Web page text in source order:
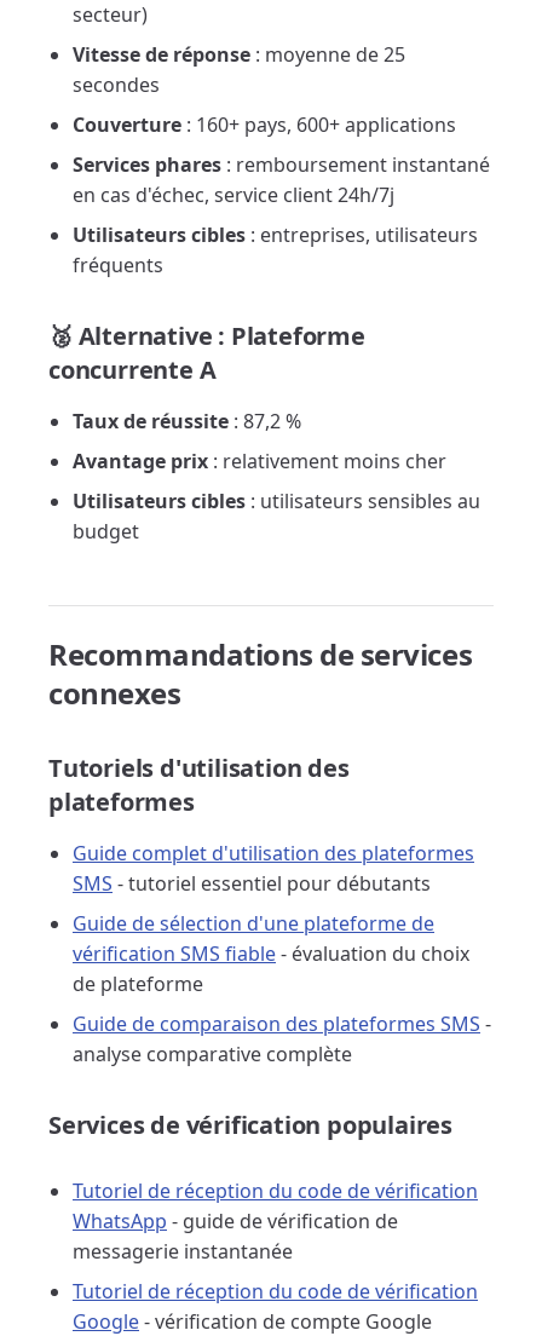
secteur)
Vitesse de réponse : moyenne de 25
secondes
Couverture : 160+ pays, 600+ applications
Services phares : remboursement instantané
en cas d'échec, service client 24h/7j
Utilisateurs cibles : entreprises, utilisateurs
fréquents
🥈 Alternative : Plateforme
concurrente A
Taux de réussite : 87,2 %
Avantage prix : relativement moins cher
Utilisateurs cibles : utilisateurs sensibles au
budget
Recommandations de services
connexes
Tutoriels d'utilisation des
plateformes
Guide complet d'utilisation des plateformes
SMS - tutoriel essentiel pour débutants
Guide de sélection d'une plateforme de
vérification SMS fiable- évaluation du choix
de plateforme
Guide de comparaison des plateformes SMS -
analyse comparative complète
Services de vérification populaires
Tutoriel de réception du code de vérification
WhatsApp - guide de vérification de
messagerie instantanée
Tutoriel de réception du code de vérification
Google- vérification de compte Google